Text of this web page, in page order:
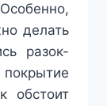
делать
разок-
обстоит